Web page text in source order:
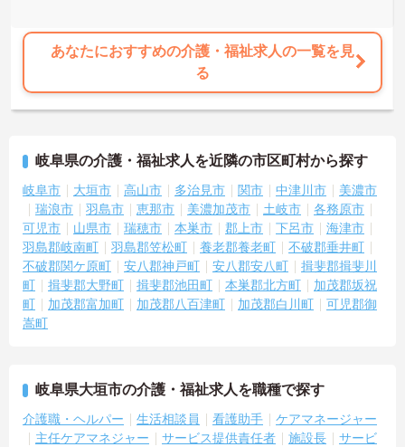
あなたにおすすめの介護・福祉求人の一覧を見
る
岐阜県の介護・福祉求人を近隣の市区町村から探す
岐阜市 大垣市 高山市 多治見市 関市 中津川市
美濃市
瑞浪市
羽島市 恵那市 美濃加茂市 土岐市
各務原市
可児市
山県市 瑞穂市 本巣市 郡上市 下呂市
海津市
羽島郡岐南町
羽島郡笠松町 養老郡養老町
不破郡垂井町
不破郡関ケ原町
安八郡神戸町 安八郡安八町
揖斐郡揖斐川
町
揖斐郡大野町 揖斐郡池田町 本巣郡北方町
加茂郡坂祝
町
加茂郡富加町 加茂郡八百津町 加茂郡白川町
可児郡御
嵩町
岐阜県大垣市の介護・福祉求人を職種で探す
介護職・ヘルパー 生活相談員 看護助手
ケアマネージャー
主任ケアマネジャー
サービス提供責任者 施設長
サービ